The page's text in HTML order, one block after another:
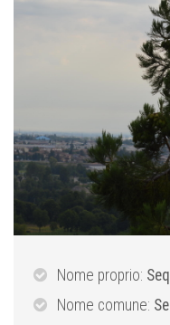
Nome proprio:
Nome comune: